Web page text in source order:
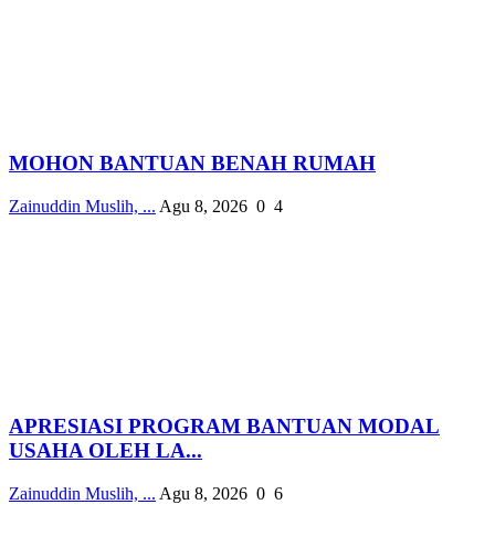
MOHON BANTUAN BENAH RUMAH
Zainuddin Muslih, ... Agu 8, 2026 0 4
APRESIASI PROGRAM BANTUAN MODAL
USAHA OLEH LA...
Zainuddin Muslih, ... Agu 8, 2026 0 6